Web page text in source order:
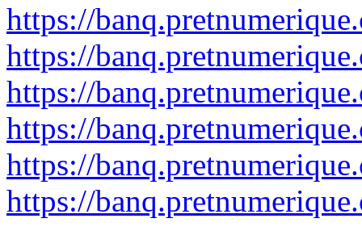
https://
https://
https://
https://
https://
https://